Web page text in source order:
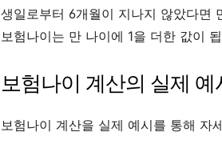
생일로부터 6개월이 지나지 않았다면
보험나이는 만 나이에 1을 더한 값이
보험나이 계산의 실제 예
보험나이 계산을 실제 예시를 통해 자